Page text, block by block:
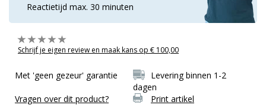
Reactietijd max. 30 minuten
Schrijf je eigen review en maak kans op € 100,00
Met 'geen gezeur' garantie
Levering binnen 1-2
dagen
Vragen over dit product?
Print artikel